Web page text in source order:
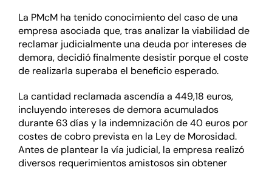
La PMcM ha tenido conocimiento del caso de una
empresa asociada que, tras analizar la viabilidad de
reclamar judicialmente una deuda por intereses de
demora, decidió finalmente desistir porque el coste
de realizarla superaba el beneficio esperado.
La cantidad reclamada ascendía a 449,18 euros,
incluyendo intereses de demora acumulados
durante 63 días y la indemnización de 40 euros por
costes de cobro prevista en la Ley de Morosidad.
Antes de plantear la vía judicial, la empresa realizó
diversos requerimientos amistosos sin obtener